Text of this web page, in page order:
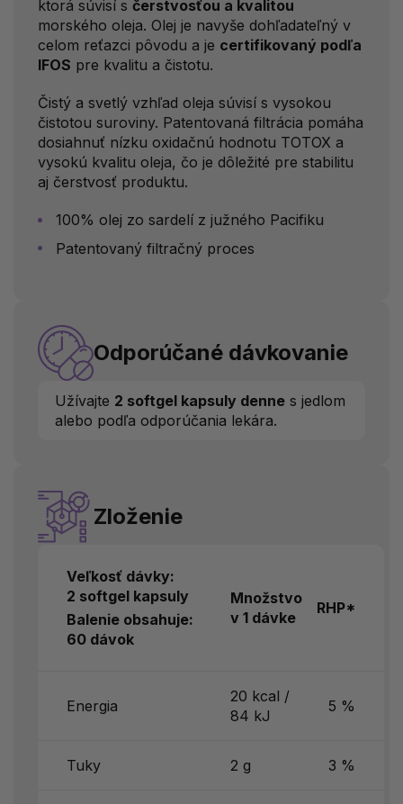
ktorá súvisí s čerstvosťou a kvalitou
morského oleja. Olej je navyše dohľadateľný v
celom reťazci pôvodu a je certifikovaný podľa
IFOS pre kvalitu a čistotu.
Čistý a svetlý vzhľad oleja súvisí s vysokou
čistotou suroviny. Patentovaná filtrácia pomáha
dosiahnuť nízku oxidačnú hodnotu TOTOX a
vysokú kvalitu oleja, čo je dôležité pre stabilitu
aj čerstvosť produktu.
100% olej zo sardelí z južného Pacifiku
Patentovaný filtračný proces
Odporúčané dávkovanie
Užívajte 2 softgel kapsuly denne s jedlom
alebo podľa odporúčania lekára.
Zloženie
Veľkosť dávky:
2 softgel kapsuly
Balenie obsahuje:
60 dávok
Množstvo
v 1 dávke
RHP*
Energia
20 kcal /
84 kJ
5 %
Tuky 2 g 3 %